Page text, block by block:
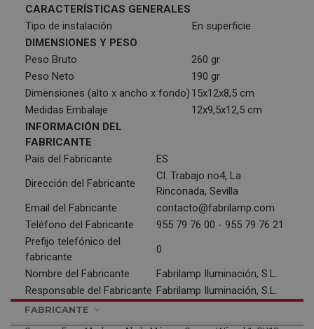
CARACTERÍSTICAS GENERALES
Tipo de instalación
En superficie
DIMENSIONES Y PESO
Peso Bruto
260 gr
Peso Neto
190 gr
Dimensiones (alto x ancho x fondo) 15x12x8,5 cm
Medidas Embalaje
12x9,5x12,5 cm
INFORMACIÓN DEL
FABRICANTE
País del Fabricante
ES
Dirección del Fabricante
Cl. Trabajo no4, La
Rinconada, Sevilla
Email del Fabricante
contacto@fabrilamp.com
Teléfono del Fabricante
955 79 76 00 - 955 79 76 21
Prefijo telefónico del
fabricante
0
Nombre del Fabricante
Fabrilamp Iluminación, S.L.
Responsable del Fabricante Fabrilamp Iluminación, S.L.
FABRICANTE